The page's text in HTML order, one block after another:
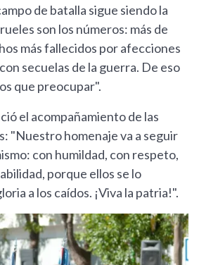
de batalla sigue siendo la
son los números: más de
más fallecidos por afecciones
secuelas de la guerra. De eso
que preocupar".
el acompañamiento de las
"Nuestro homenaje va a seguir
con humildad, con respeto,
porque ellos se lo
a los caídos. ¡Viva la patria!".